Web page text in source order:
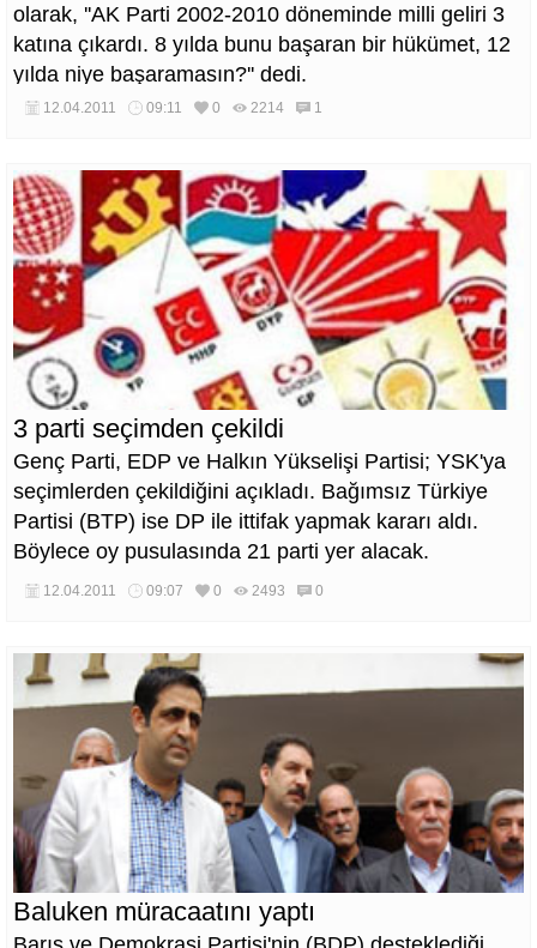
olarak, ''AK Parti 2002-2010 döneminde milli geliri 3
katına çıkardı. 8 yılda bunu başaran bir hükümet, 12
yılda niye başaramasın?'' dedi.
12.04.2011 09:11 0 2214 1
3 parti seçimden çekildi
Genç Parti, EDP ve Halkın Yükselişi Partisi; YSK'ya
seçimlerden çekildiğini açıkladı. Bağımsız Türkiye
Partisi (BTP) ise DP ile ittifak yapmak kararı aldı.
Böylece oy pusulasında 21 parti yer alacak.
12.04.2011 09:07 0 2493 0
Baluken müracaatını yaptı